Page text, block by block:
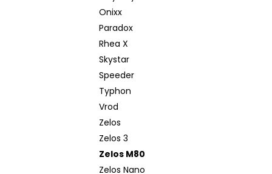
Onixx
Paradox
Rhea X
Skystar
Speeder
Typhon
Vrod
Zelos
Zelos 3
Zelos M80
Zelos Nano